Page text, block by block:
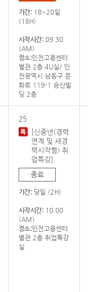
기간: 18~20일
(18H)
시작시간: 09:30
(AM)
장소:인천고용센터
별관 2층 4U실/ 인
천광역시 남동구 문
화로 119-1 승산빌
딩 2층
25
[신중년(경력
연계 및 새경
력시작형) 취
업특강]
종료
기간: 당일 (2H)
시작시간: 10:00
(AM)
장소:인천고용센터
별관 2층 취업특강
실